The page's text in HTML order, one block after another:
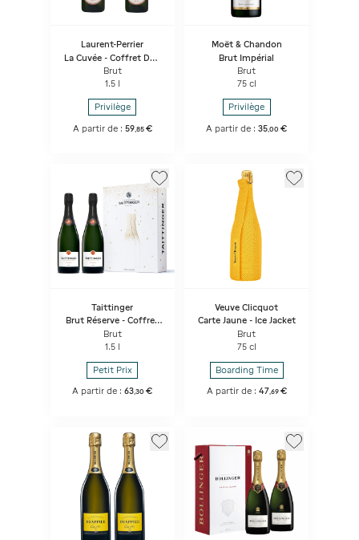
Laurent-Perrier
La Cuvée - Coffret Duo
2 bouteilles
Brut
1.5 l
Privilège
A partir de : 59, 85 €
Moët & Chandon
Brut Impérial
Brut
75 cl
Privilège
A partir de :35 ,00 €
Taittinger
Brut Réserve - Coffret
Duo 2 bouteilles
Brut
1.5 l
Petit Prix
A partir de :63,30 €
Veuve Clicquot
Carte Jaune - Ice Jacket
Brut
75 cl
Boarding Time
A partir de : 47,69 €